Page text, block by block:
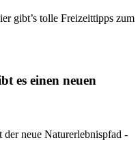
gibt’s tolle Freizeittipps zum
es einen neuen
der neue Naturerlebnispfad -